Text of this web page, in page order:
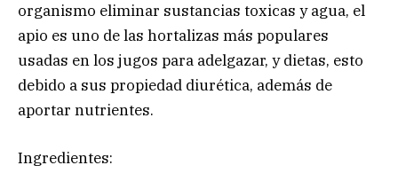
organismo eliminar sustancias toxicas y agua, el
apio es uno de las hortalizas más populares
usadas en los jugos para adelgazar, y dietas, esto
debido a sus propiedad diurética, además de
aportar nutrientes.
Ingredientes: